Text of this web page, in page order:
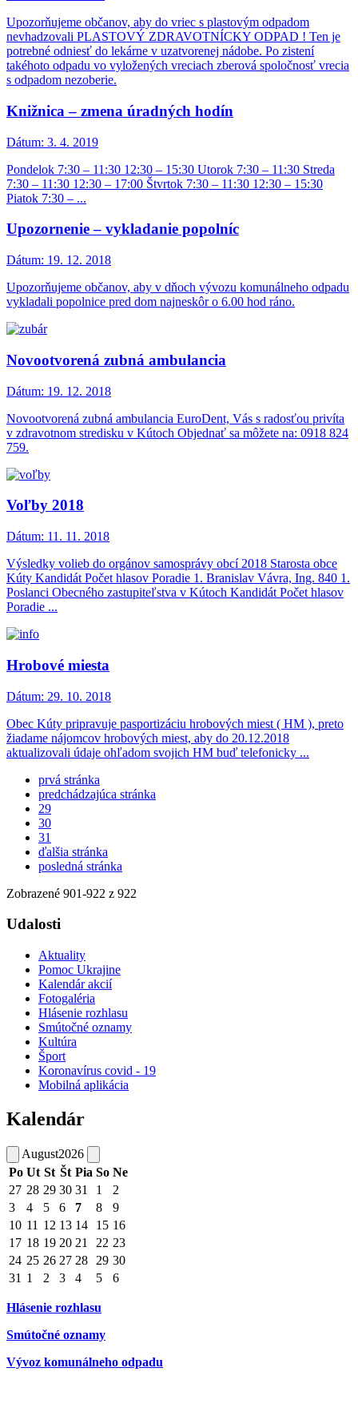
Upozorňujeme občanov, aby do vriec s plastovým odpadom
nevhadzovali PLASTOVÝ ZDRAVOTNÍCKY ODPAD ! Ten je
potrebné odniesť do lekárne v uzatvorenej nádobe. Po zistení
takéhoto odpadu vo vyložených vreciach zberová spoločnosť vrecia
s odpadom nezoberie.
Knižnica – zmena úradných hodín
Dátum: 3. 4. 2019
Pondelok 7:30 – 11:30 12:30 – 15:30 Utorok 7:30 – 11:30 Streda
7:30 – 11:30 12:30 – 17:00 Štvrtok 7:30 – 11:30 12:30 – 15:30
Piatok 7:30 – ...
Upozornenie – vykladanie popolníc
Dátum: 19. 12. 2018
Upozorňujeme občanov, aby v dňoch vývozu komunálneho odpadu
vykladali popolnice pred dom najneskôr o 6.00 hod ráno.
Novootvorená zubná ambulancia
Dátum: 19. 12. 2018
Novootvorená zubná ambulancia EuroDent, Vás s radosťou privíta
v zdravotnom stredisku v Kútoch Objednať sa môžete na: 0918 824
759.
Voľby 2018
Dátum: 11. 11. 2018
Výsledky volieb do orgánov samosprávy obcí 2018 Starosta obce
Kúty Kandidát Počet hlasov Poradie 1. Branislav Vávra, Ing. 840 1.
Poslanci Obecného zastupiteľstva v Kútoch Kandidát Počet hlasov
Poradie ...
Hrobové miesta
Dátum: 29. 10. 2018
Obec Kúty pripravuje pasportizáciu hrobových miest ( HM ), preto
žiadame nájomcov hrobových miest, aby do 20.12.2018
aktualizovali údaje ohľadom svojich HM buď telefonicky ...
prvá stránka
predchádzajúca stránka
29
30
31
ďalšia stránka
posledná stránka
Zobrazené 901-922 z 922
Udalosti
Aktuality
Pomoc Ukrajine
Kalendár akcií
Fotogaléria
Hlásenie rozhlasu
Smútočné oznamy
Kultúra
Šport
Koronavírus covid - 19
Mobilná aplikácia
Kalendár
August2026
Po Ut St Št Pia So Ne
27 28 29 30 31 1
2
3
4 5 6 7 8
9
10 11 12 13 14 15 16
17 18 19 20 21 22 23
24 25 26 27 28 29 30
31 1 2 3 4 5 6
Hlásenie rozhlasu
Smútočné oznamy
Vývoz komunálneho odpadu